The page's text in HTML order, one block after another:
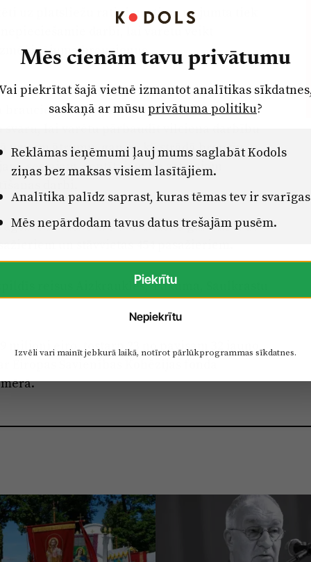
uz platsliežu ratiņiem, tiem uz jumta tiek
darbi, lai varētu veikt
braucienus.
tika testēti maršrutā Rīga-Aizkraukle,
tukši, bet ceturtais - piekrauts ar
lai varētu pārbaudīt vilciena darbību
uzņem ātrumu, gan to, kā strādā bremžu
sestajam, septītajam un astotajam
darbi.
Viena elektrovilciena garums ir 109
un stāvvietas 454 pasažieriem.
reisus Aizkraukles, Tukuma, Saulkrastu
miljoni eiro, tostarp 23 no pavisam 32 jauno
Savienības Kohēzijas fonda
Mēs cienām tavu privātumu
piekrītat šajā vietnē izmantot analītikas
saskaņā ar mūsu privātuma politiku?
Reklāmas ieņēmumi ļauj mums saglabāt Kodols
ziņas bez maksas visiem lasītājiem.
Analītika palīdz saprast, kuras tēmas tev ir
Mēs nepārdodam tavus datus trešajām pusēm.
Piekrītu
Nepiekrītu
Izvēli vari mainīt jebkurā laikā, notīrot pārlūkprogrammas sīkdatnes.